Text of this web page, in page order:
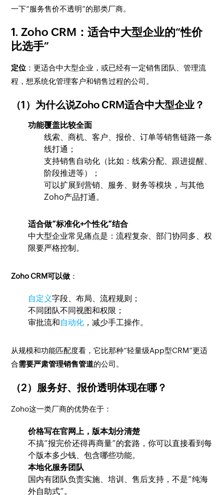
一下“服务售价不透明”的那类厂商。
1. Zoho CRM：适合中大型企业的“性价
比选手”
定位 ：更适合中大型企业，或已经有一定销售团队、管理流
程，想系统化管理客户和销售过程的公司。
（1）为什么说Zoho CRM适合中大型企业？
功能覆盖比较全面
线索、商机、客户、报价、订单等销售链路一条
线打通；
支持销售自动化（比如：线索分配、跟进提醒、
阶段推进等）；
可以扩展到营销、服务、财务等模块，与其他
Zoho产品打通。
适合做“标准化+个性化”结合
中大型企业常见痛点是：流程复杂、部门协同多、权
限要严格控制。
Zoho CRM可以做 ：
自定义字段、布局、流程规则；
不同团队不同视图和权限；
审批流和自动化 ，减少手工操作。
从规模和功能匹配度看，它比那种“轻量级App型CRM”更适
合需要严肃管理销售管道的公司。
（2）服务好、报价透明体现在哪？
Zoho这一类厂商的优势在于：
价格写在官网上，版本划分清楚
不搞“报完价还得再商量”的套路，你可以直接看到每
个版本多少钱、包含哪些功能。
本地化服务团队
国内有团队负责实施、培训、售后支持，不是“纯海
外自助式”。